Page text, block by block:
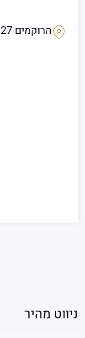
הרוקמים 27, חולון (קומה 4) בניין ICON3
ניווט מהיר